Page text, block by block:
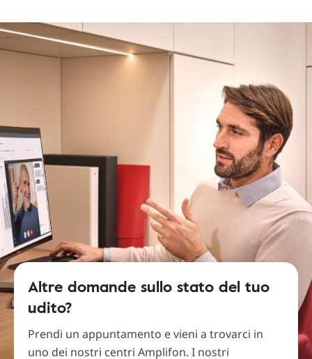
Altre domande sullo stato del tuo
udito?
Prendi un appuntamento e vieni a trovarci in
uno dei nostri centri Amplifon. I nostri